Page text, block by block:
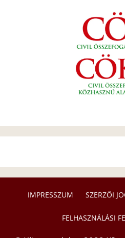
IMPRESSZUM SZERZŐI
FELHASZNÁLÁSI